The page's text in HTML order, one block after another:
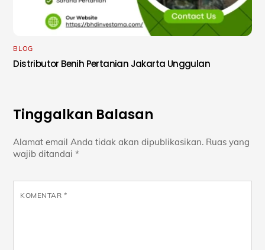
BLOG
Distributor Benih Pertanian Jakarta Unggulan
Tinggalkan Balasan
Alamat email Anda tidak akan dipublikasikan. Ruas yang
wajib ditandai*
KOMENTAR *